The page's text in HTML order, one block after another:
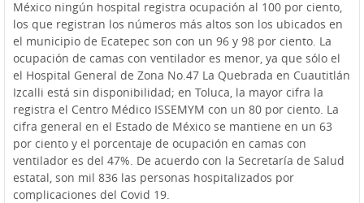
México ningún hospital registra ocupación al 100 por ciento,
los que registran los números más altos son los ubicados en
el municipio de Ecatepec son con un 96 y 98 por ciento. La
ocupación de camas con ventilador es menor, ya que sólo el
el Hospital General de Zona No.47 La Quebrada en Cuautitlán
Izcalli está sin disponibilidad; en Toluca, la mayor cifra la
registra el Centro Médico ISSEMYM con un 80 por ciento. La
cifra general en el Estado de México se mantiene en un 63
por ciento y el porcentaje de ocupación en camas con
ventilador es del 47%. De acuerdo con la Secretaría de Salud
estatal, son mil 836 las personas hospitalizados por
complicaciones del Covid 19.